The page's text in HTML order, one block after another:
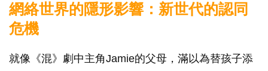
網絡世界的隱形影響：新世代的認同
危機
就像《混》劇中主角Jamie的父母，滿以為替孩子添